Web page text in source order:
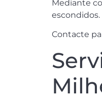
Mediante
escondidos.
Contacte